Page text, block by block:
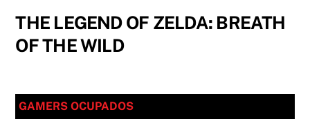
THE LEGEND OF ZELDA: BREATH
OF THE WILD
GAMERS OCUPADOS